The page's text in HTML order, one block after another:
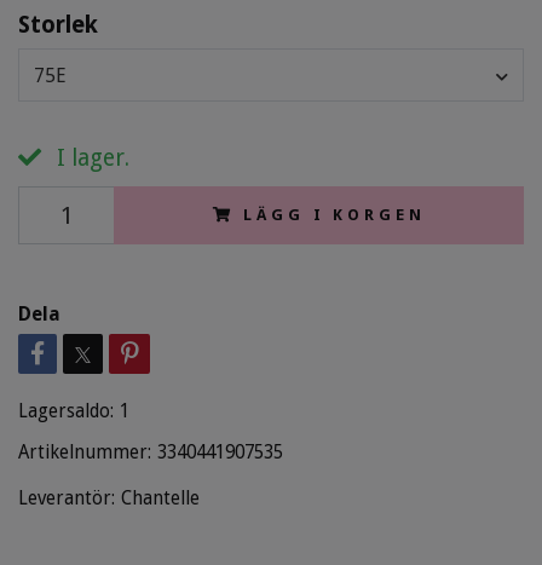
Storlek
75E
I lager.
LÄGG I KORGEN
Dela
Lagersaldo: 1
Artikelnummer: 3340441907535
Leverantör: Chantelle